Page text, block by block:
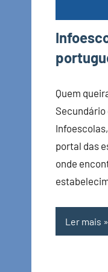
Quem
portal das
onde
Ler mais